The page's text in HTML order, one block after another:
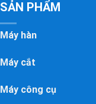
SẢN PHẨM
Máy hàn
Máy cắt
Máy công cụ